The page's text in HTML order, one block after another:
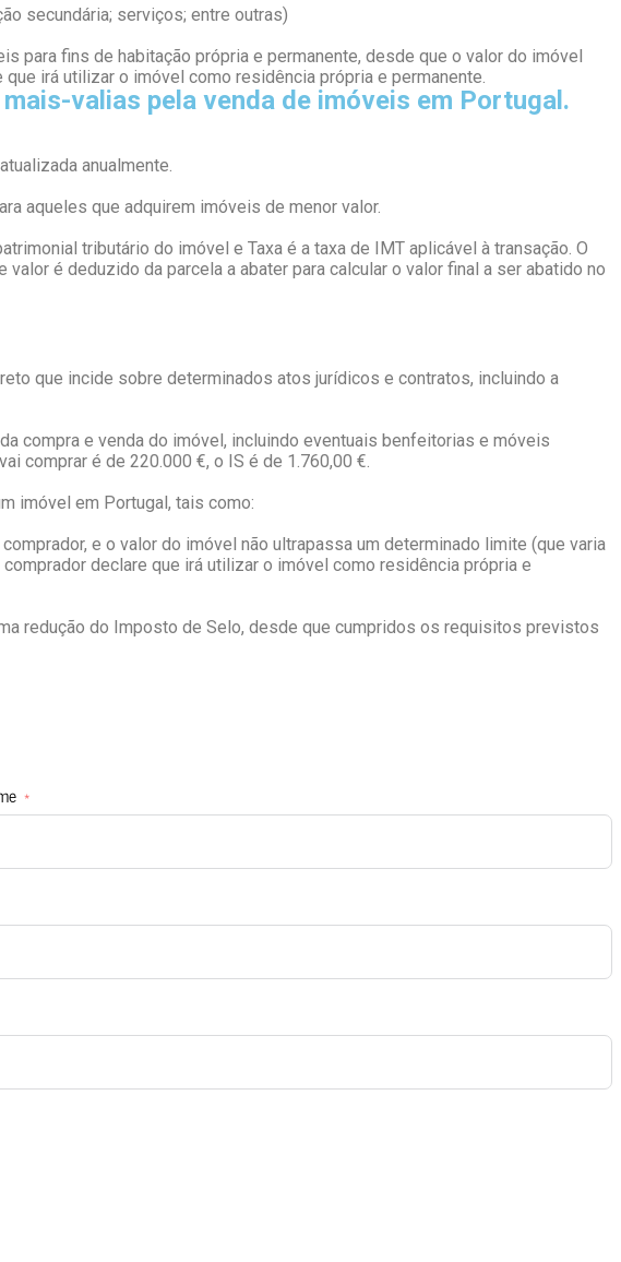
secundária; serviços; entre outras)
para fins de habitação própria e permanente, desde que o valor do imóvel
irá utilizar o imóvel como residência própria e permanente.
valias pela venda de imóveis em Portugal.
anualmente.
aqueles que adquirem imóveis de menor valor.
tributário do imóvel e Taxa é a taxa de IMT aplicável à transação. O
é deduzido da parcela a abater para calcular o valor final a ser abatido no
que incide sobre determinados atos jurídicos e contratos, incluindo a
compra e venda do imóvel, incluindo eventuais benfeitorias e móveis
comprar é de 220.000 €, o IS é de 1.760,00 €.
imóvel em Portugal, tais como:
e o valor do imóvel não ultrapassa um determinado limite (que varia
declare que irá utilizar o imóvel como residência própria e
redução do Imposto de Selo, desde que cumpridos os requisitos previstos